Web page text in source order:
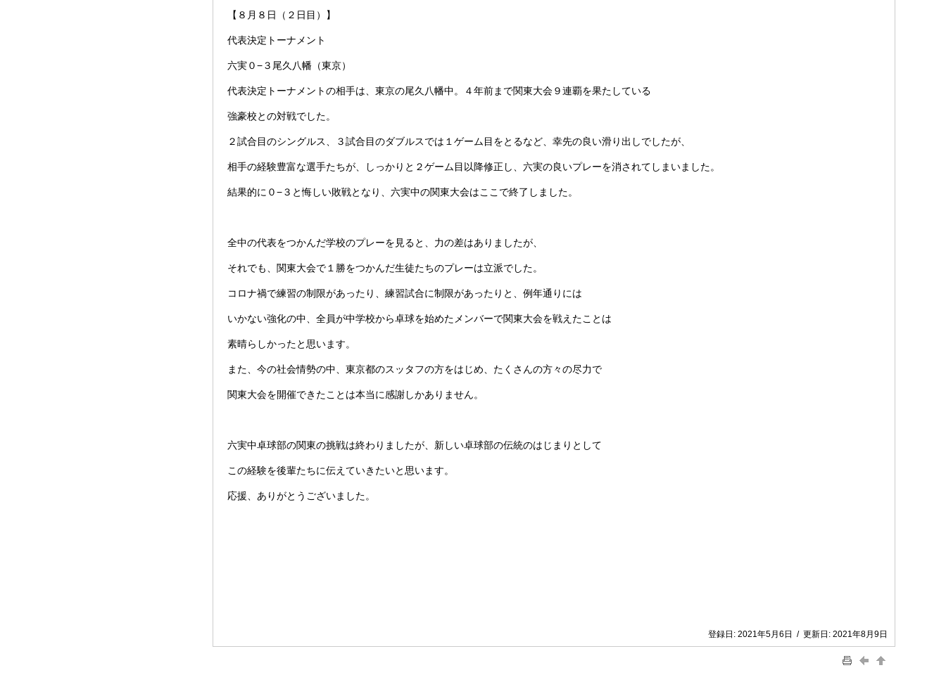
【８月８日（２日目）】
代表決定トーナメント
六実０−３尾久八幡（東京）
代表決定トーナメントの相手は、東京の尾久八幡中。４年前まで関東大会９連覇を果たしている
強豪校との対戦でした。
２試合目のシングルス、３試合目のダブルスでは１ゲーム目をとるなど、幸先の良い滑り出しでしたが、
相手の経験豊富な選手たちが、しっかりと２ゲーム目以降修正し、六実の良いプレーを消されてしまいました。
結果的に０−３と悔しい敗戦となり、六実中の関東大会はここで終了しました。
全中の代表をつかんだ学校のプレーを見ると、力の差はありましたが、
それでも、関東大会で１勝をつかんだ生徒たちのプレーは立派でした。
コロナ禍で練習の制限があったり、練習試合に制限があったりと、例年通りには
いかない強化の中、全員が中学校から卓球を始めたメンバーで関東大会を戦えたことは
素晴らしかったと思います。
また、今の社会情勢の中、東京都のスッタフの方をはじめ、たくさんの方々の尽力で
関東大会を開催できたことは本当に感謝しかありません。
六実中卓球部の関東の挑戦は終わりましたが、新しい卓球部の伝統のはじまりとして
この経験を後輩たちに伝えていきたいと思います。
応援、ありがとうございました。
登録日: 2021年5月6日 / 更新日: 2021年8月9日